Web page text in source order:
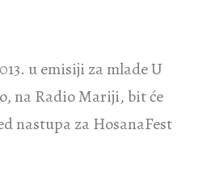
u emisiji za mlade U
na Radio Mariji, bit će
nastupa za HosanaFest